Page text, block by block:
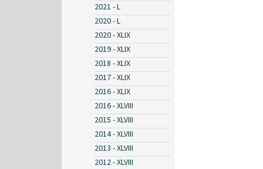
2021 - L
2020 - L
2020 - XLIX
2019 - XLIX
2018 - XLIX
2017 - XLIX
2016 - XLIX
2016 - XLVIII
2015 - XLVIII
2014 - XLVIII
2013 - XLVIII
2012 - XLVIII